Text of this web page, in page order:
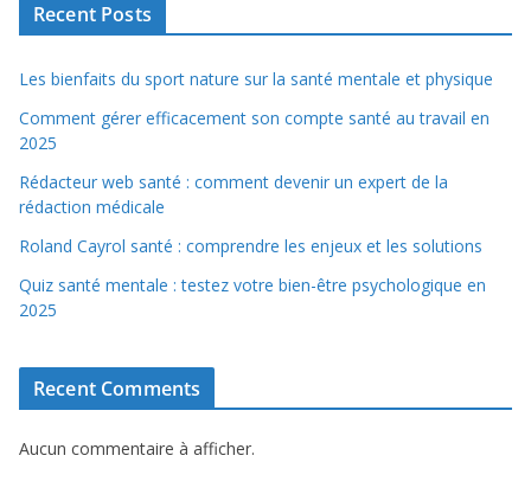
Recent Posts
Les bienfaits du sport nature sur la santé mentale et physique
Comment gérer efficacement son compte santé au travail en
2025
Rédacteur web santé : comment devenir un expert de la
rédaction médicale
Roland Cayrol santé : comprendre les enjeux et les solutions
Quiz santé mentale : testez votre bien-être psychologique en
2025
Recent Comments
Aucun commentaire à afficher.